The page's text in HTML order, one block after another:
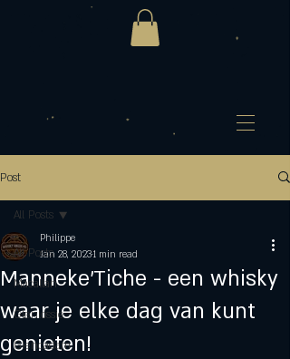
Post
All Posts
Macallan
Glenlossie
Glencadam
All Posts
Manneke'Tiche - een whisky
waar je elke dag van kunt
genieten!
Philippe
Jan 28, 20231 min read